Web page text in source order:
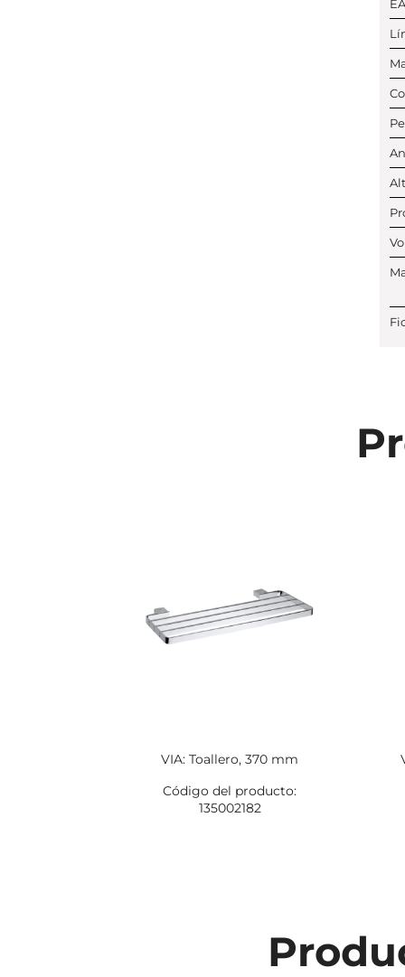
VIA: Toallero, 370 mm
Código del producto:
135002182